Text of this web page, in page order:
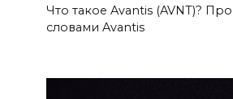
Что такое Avantis (AVNT)?
словами Avantis